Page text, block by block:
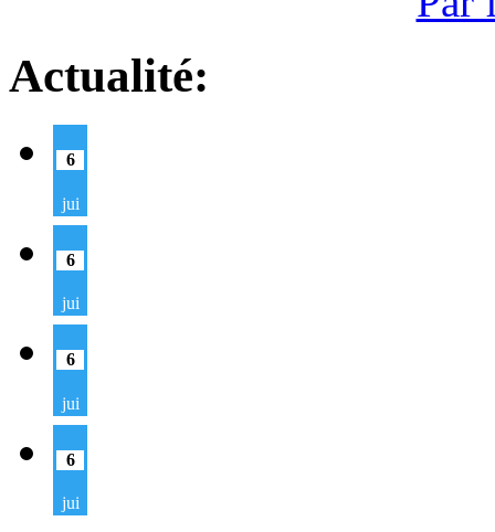
Actualité:
6
jui
6
jui
6
jui
6
jui